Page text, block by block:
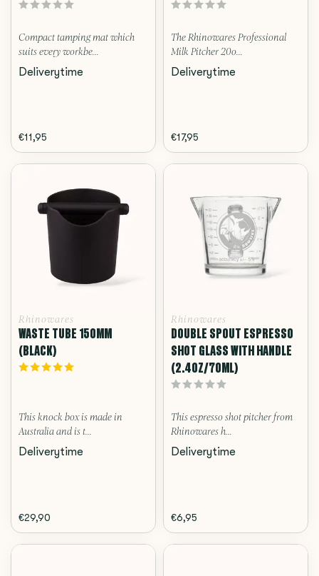
Compact tamping mat which
suits every workbe...
Deliverytime
€11,95
The Rhinowares Professional
Milk Pitcher 20o...
Deliverytime
€17,95
Rhinowares
WASTE TUBE 150MM
(BLACK)
This knock box is made in
Australia and is t...
Deliverytime
€29,90
Rhinowares
DOUBLE SPOUT ESPRESSO
SHOT GLASS WITH HANDLE
(2.4OZ/70ML)
This espresso shot pitcher from
Rhinowares h...
Deliverytime
€6,95